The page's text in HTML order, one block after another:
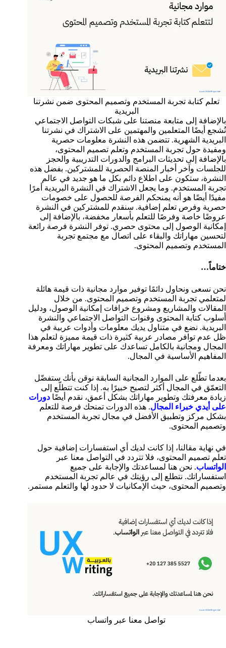
تعلم كتابة تجربة المستخدم وتصميم المحتوى ضمن نشرتنا
البريدية
بالإضافة إلى متابعة منصتنا على شبكات التواصل الاجتماعي
نُشجع أيضًا المتعلمين والمهتمين على الاشتراك في نشرتنا
البريدية الشهرية. تتضمن هذه النشرة معلومات حصرية
ومفيدة حول تجربة المستخدم وتعلم تصميم المحتوى،
بالإضافة إلى تحديثات البرامج والدورات التدريبية والحجز
للجلسات وآخر أخبار المنصة الحصرية للمشتركين. بفضل هذه
النشرة، ستكون على اطلاع دائم بكل ما هو جديد في عالم
تجربة المستخدم. وما يجعل الاشتراك في النشرة البريدية أمرًا
مفيدًا أيضًا هو أنه يمنحكم الفرصة للحصول على خصومات
حصرية وفرص تعلم إضافية. سنقدم للمشتركين في النشرة
عروضًا خاصة وفرصًا للتعلم بأسعار مخفضة، بالإضافة إلى
إمكانية الوصول إلى محتوى حصري. توفر النشرة فرصة رائعة
لتحسين مهاراتك والبقاء على اتصال مع مجتمع تجربة
المستخدم وتصميم المحتوى.
ختاماً…
نحن نسعى ونحاول دائمًا توفير موارد مجانية ذات قيمة هائلة
لمتعلمي تجربة المستخدم وتصميم المحتوى. من خلال
المقالات والمشاريع ومشروع خرافات إمكانية الوصول، ودليل
أسلوب كتابة المحتوى وقنوات التواصل الاجتماعي والنشرة
البريدية. نضع في متناول يديك معلومات وأدوات عربية في
ظل عدم توافر مصادر عربية كثيرة ذات قيمة مميزة لتعلم هذا
المجال ومجانية بالكامل تساعدك على تطوير مهاراتك ومعرفة
المفاهيم الأساسية في المجال.
بعدما تطّلع على الموارد المجانية السابقة نوقن بأنك ستفضّل
التعمّق في المجال أكثر لتصبح خبيرًا به. إذا كنت تتطلّع إلى
زيادة معرفتك وتطوير مهاراتك بشكل أعمق، نقدم أيضًا دورات
على أيدي خبراء المجال. هذه الدورات تمنحك فرصة للتعلم
بشكل مركز وتطبيق الأفضل في مجال تجربة المستخدم
وتصميم المحتوى.
في نهاية مقالنا، إذا كانت لديك أي استفسارات إضافية حول
تعلم تصميم المحتوى، فلا تتردد في التواصل معنا عبر
الواتساب. نحن هنا لمساعدتك والإجابة على جميع
استفساراتك. نتطلع إلى رؤيتك في عالم تجربة المستخدم
وتصميم المحتوى، حيث الإمكانيات لا حدود لها والتعلم مستمر.
تواصل معنا عبر واتساب